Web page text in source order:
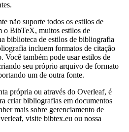
não suporte todos os estilos de
o BibTeX, muitos estilos de
biblioteca de estilos de bibliografia
incluem formatos de citação
também pode usar estilos de
seu próprio arquivo de formato
um de outra fonte.
própria ou através do Overleaf, é
criar bibliografias em documentos
mais sobre gerenciamento de
visite bibtex.eu ou nossa